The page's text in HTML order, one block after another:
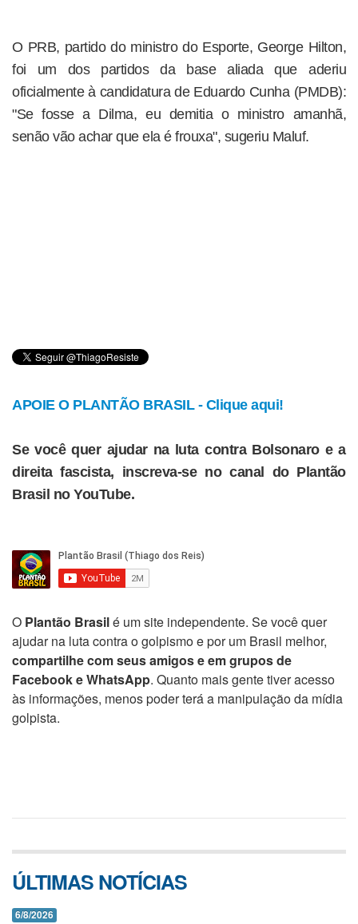
O PRB, partido do ministro do Esporte, George Hilton,
foi um dos partidos da base aliada que aderiu
oficialmente à candidatura de Eduardo Cunha (PMDB):
"Se fosse a Dilma, eu demitia o ministro amanhã,
senão vão achar que ela é frouxa", sugeriu Maluf.
APOIE O PLANTÃO BRASIL - Clique aqui!
Se você quer ajudar na luta contra Bolsonaro e a
direita fascista, inscreva-se no canal do Plantão
Brasil no YouTube.
O Plantão Brasilé um site independente. Se você quer
ajudar na luta contra o golpismo e por um Brasil melhor,
compartilhe com seus amigos e em grupos de
Facebook e WhatsApp. Quanto mais gente tiver acesso
às informações, menos poder terá a manipulação da mídia
golpista.
ÚLTIMAS NOTÍCIAS
6/8/2026